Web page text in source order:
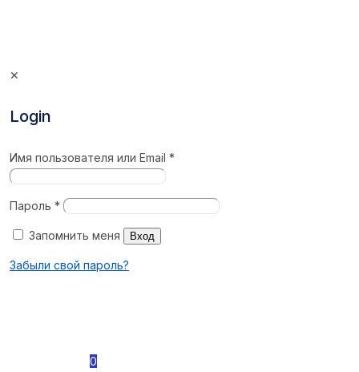
✕
Login
Имя пользователя или Email*
Пароль*
Запомнить меня Вход
Забыли свой пароль?
0